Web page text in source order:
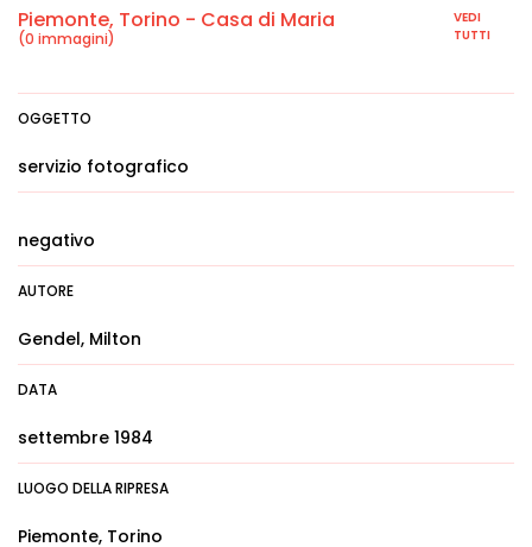
Piemonte, Torino - Casa di Maria
(0 immagini)
VEDI
TUTTI
OGGETTO
servizio fotografico
negativo
AUTORE
Gendel, Milton
DATA
settembre 1984
LUOGO DELLA RIPRESA
Piemonte, Torino